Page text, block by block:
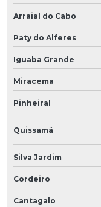
Arraial do Cabo
Paty do Alferes
Iguaba Grande
Miracema
Pinheiral
Quissamã
Silva Jardim
Cordeiro
Cantagalo